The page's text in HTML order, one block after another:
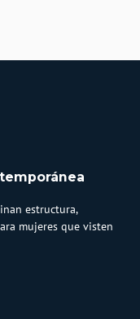
estructura,
mujeres que visten